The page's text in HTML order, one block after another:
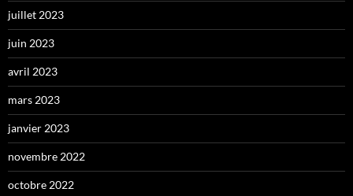
juillet 2023
juin 2023
avril 2023
mars 2023
janvier 2023
novembre 2022
octobre 2022